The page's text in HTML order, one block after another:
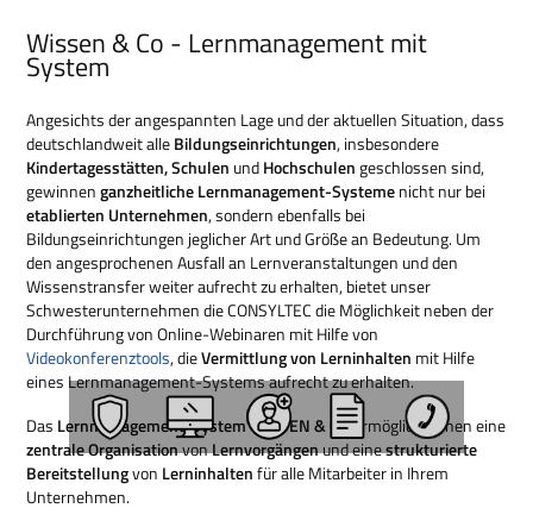
Wissen & Co - Lernmanagement mit
System
Angesichts der angespannten Lage und der aktuellen Situation, dass
deutschlandweit alleBildungseinrichtungen, insbesondere
Kindertagesstätten, Schulen undHochschulengeschlossen sind,
gewinnenganzheitliche Lernmanagement-Systemenicht nur bei
etablierten Unternehmen, sondern ebenfalls bei
Bildungseinrichtungen jeglicher Art und Größe an Bedeutung. Um
den angesprochenen Ausfall an Lernveranstaltungen und den
Wissenstransfer weiter aufrecht zu erhalten, bietet unser
Schwesterunternehmen die CONSYLTEC die Möglichkeit neben der
Durchführung von Online-Webinaren mit Hilfe von
Videokonferenztools, dieVermittlung von Lerninhalten mit Hilfe
eines Lernmanagement-Systems aufrecht zu erhalten.
Das Lernmanagement-System WISSEN & COermöglicht Ihnen eine
zentrale OrganisationvonLernvorgängenund einestrukturierte
Bereitstellungvon Lerninhaltenfür alle Mitarbeiter in Ihrem
Unternehmen.